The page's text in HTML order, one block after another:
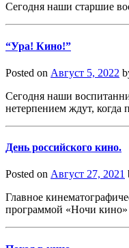
Сегодня наши старшие
“Ура! Кино!”
Posted on Август 5, 2022
Сегодня наши
нетерпением ждут, когда
День российского кино.
Posted on Август 27, 2021
Главное
программой «Ночи